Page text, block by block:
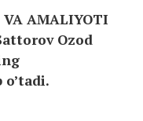
AMALIYOTI
Ozod
o’tadi.